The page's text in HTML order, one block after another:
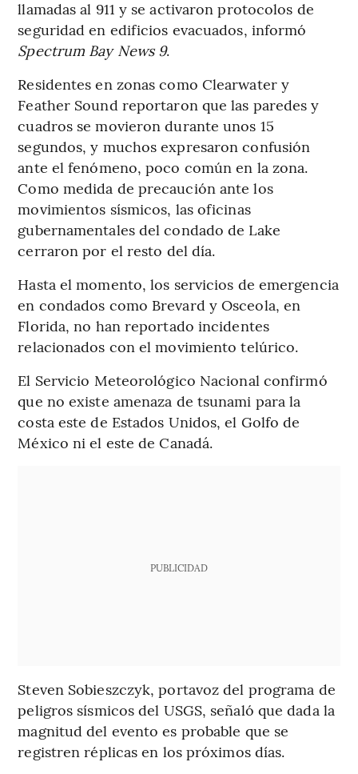
llamadas al 911 y se activaron protocolos de
seguridad en edificios evacuados, informó
Spectrum Bay News 9.
Residentes en zonas como Clearwater y
Feather Sound reportaron que las paredes y
cuadros se movieron durante unos 15
segundos, y muchos expresaron confusión
ante el fenómeno, poco común en la zona.
Como medida de precaución ante los
movimientos sísmicos, las oficinas
gubernamentales del condado de Lake
cerraron por el resto del día.
Hasta el momento, los servicios de emergencia
en condados como Brevard y Osceola, en
Florida, no han reportado incidentes
relacionados con el movimiento telúrico.
El Servicio Meteorológico Nacional confirmó
que no existe amenaza de tsunami para la
costa este de Estados Unidos, el Golfo de
México ni el este de Canadá.
PUBLICIDAD
Steven Sobieszczyk, portavoz del programa de
peligros sísmicos del USGS, señaló que dada la
magnitud del evento es probable que se
registren réplicas en los próximos días.